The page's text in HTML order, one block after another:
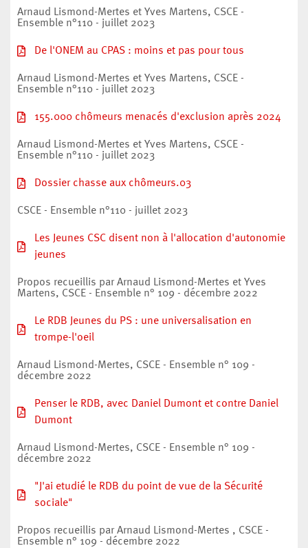
Arnaud Lismond-Mertes et Yves Martens, CSCE -
Ensemble n°110 - juillet 2023
De l'ONEM au CPAS : moins et pas pour tous
Arnaud Lismond-Mertes et Yves Martens, CSCE -
Ensemble n°110 - juillet 2023
155.000 chômeurs menacés d'exclusion après 2024
Arnaud Lismond-Mertes et Yves Martens, CSCE -
Ensemble n°110 - juillet 2023
Dossier chasse aux chômeurs.03
CSCE - Ensemble n°110 - juillet 2023
Les Jeunes CSC disent non à l'allocation d'autonomie
jeunes
Propos recueillis par Arnaud Lismond-Mertes et Yves
Martens, CSCE - Ensemble n° 109 - décembre 2022
Le RDB Jeunes du PS : une universalisation en
trompe-l'oeil
Arnaud Lismond-Mertes, CSCE - Ensemble n° 109 -
décembre 2022
Penser le RDB, avec Daniel Dumont et contre Daniel
Dumont
Arnaud Lismond-Mertes, CSCE - Ensemble n° 109 -
décembre 2022
"J'ai etudié le RDB du point de vue de la Sécurité
sociale"
Propos recueillis par Arnaud Lismond-Mertes , CSCE -
Ensemble n° 109 - décembre 2022